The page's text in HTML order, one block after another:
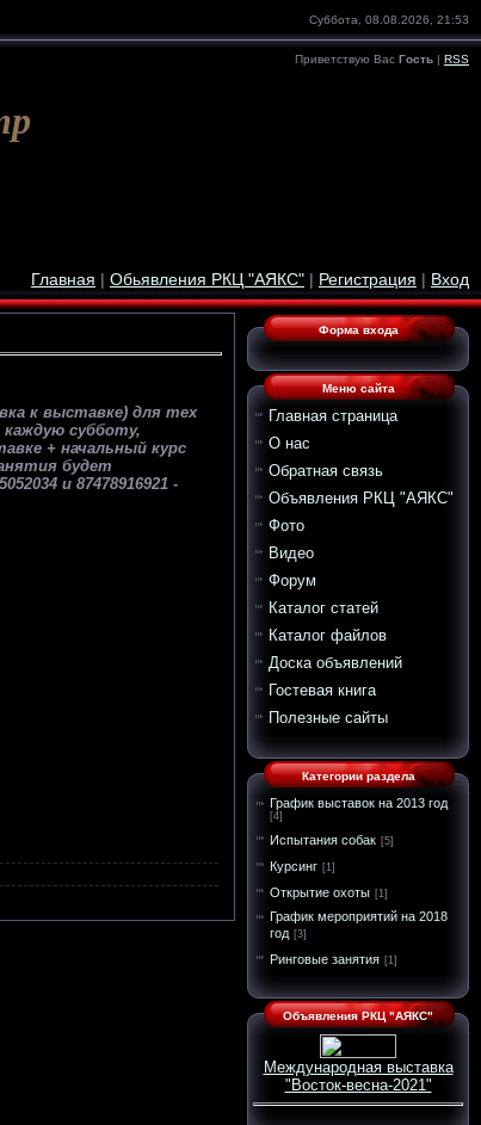
Суббота, 08.08.2026, 21:53
Приветствую Вас Гость | RSS
Главная | Обьявления РКЦ "АЯКС" | Регистрация | Вход
к выставке) для тех
субботу,
+ начальный курс
будет
и 87478916921 -
Форма входа
Меню сайта
Главная страница
О нас
Обратная связь
Объявления РКЦ "АЯКС"
Фото
Видео
Форум
Каталог статей
Каталог файлов
Доска объявлений
Гостевая книга
Полезные сайты
Категории раздела
График выставок на 2013 год
[4]
Испытания собак [5]
Курсинг [1]
Открытие охоты [1]
График мероприятий на 2018
год [3]
Ринговые занятия [1]
Объявления РКЦ "АЯКС"
Международная выставка
"Восток-весна-2021"